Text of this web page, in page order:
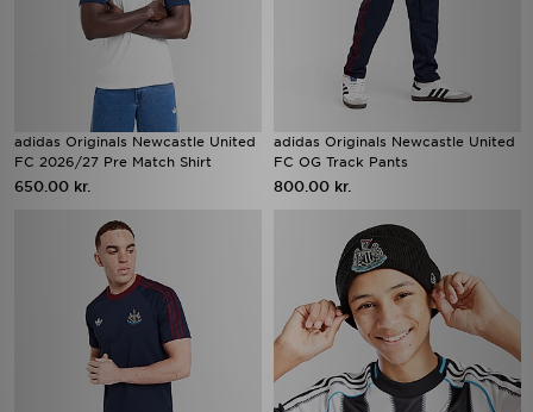
adidas Originals Newcastle United
FC 2026/27 Pre Match Shirt
650.00 kr.
adidas Originals Newcastle United
FC OG Track Pants
800.00 kr.